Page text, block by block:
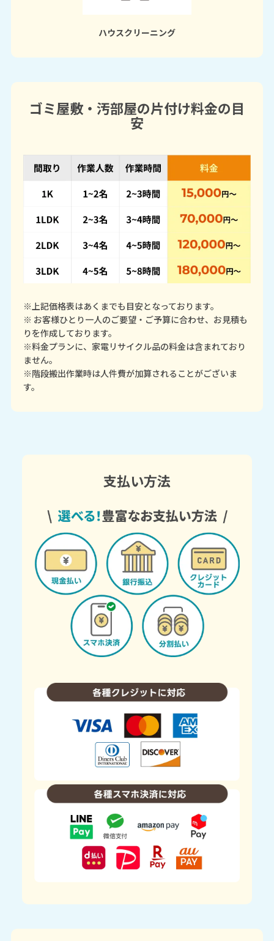
ハウスクリーニング
ゴミ屋敷・汚部屋の片付け料金の目
安
※上記価格表はあくまでも目安となっております。
※ お客様ひとり一人のご要望・ご予算に合わせ、お見積も
りを作成しております。
※料金プランに、家電リサイクル品の料金は含まれており
ません。
※階段搬出作業時は人件費が加算されることがございま
す。
支払い方法